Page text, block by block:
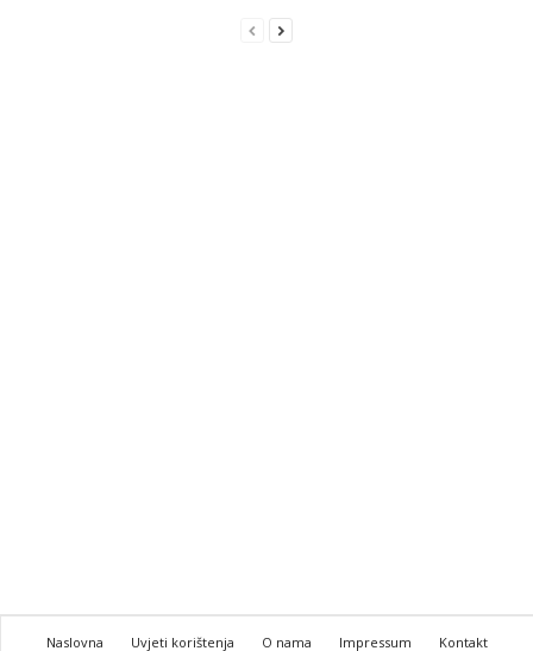
Naslovna Uvjeti korištenja O nama Impressum Kontakt